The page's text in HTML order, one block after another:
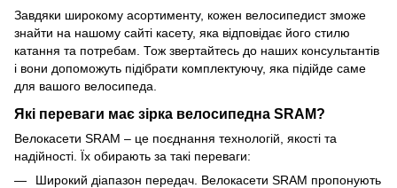
Завдяки широкому асортименту, кожен велосипедист зможе
знайти на нашому сайті касету, яка відповідає його стилю
катання та потребам. Тож звертайтесь до наших консультантів
і вони допоможуть підібрати комплектуючу, яка підійде саме
для вашого велосипеда.
Які переваги має зірка велосипедна SRAM?
Велокасети SRAM – це поєднання технологій, якості та
надійності. Їх обирають за такі переваги:
Широкий діапазон передач. Велокасети SRAM пропонують